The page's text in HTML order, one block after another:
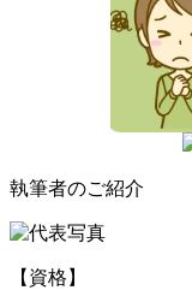
執筆者のご紹介
【資格】